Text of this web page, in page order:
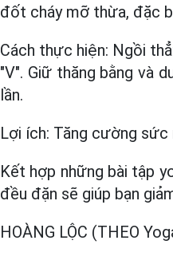
đốt cháy mỡ thừa, đặc
Cách thực hiện: Ngồi
"V". Giữ thăng bằng và
lần.
Lợi ích: Tăng cường
Kết hợp những bài tập
đều đặn sẽ giúp bạn
HOÀNG LỘC (THEO